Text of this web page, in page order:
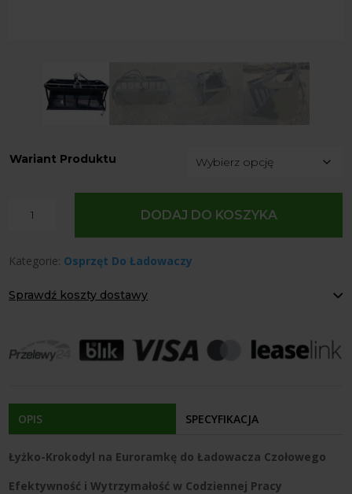
Wariant Produktu
na
DODAJ DO KOSZYKA
Kategorie: Osprzęt Do Ładowaczy
Sprawdź koszty dostawy
Agrol transport: 200 zł
Agrol transport gabaryty: ustalane indywidualnie
Dostępność form dostawy i ceny uzależniona od produktu.
OPIS SPECYFIKACJA
Łyżko-Krokodyl na Euroramkę do Ładowacza Czołowego
Efektywność i Wytrzymałość w Codziennej Pracy